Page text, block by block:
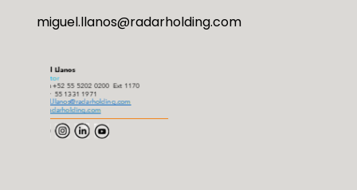
miguel.llanos@radarholding.com